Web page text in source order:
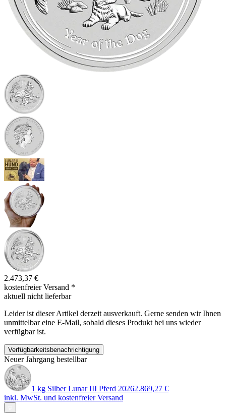
2.473,37 €
kostenfreier Versand *
aktuell nicht lieferbar
Leider ist dieser Artikel derzeit ausverkauft. Gerne senden wir Ihnen
unmittelbar eine E-Mail, sobald dieses Produkt bei uns wieder
verfügbar ist.
Verfügbarkeitsbenachrichtigung
Neuer Jahrgang bestellbar
1 kg Silber Lunar III Pferd 20262.869,27 €
inkl. MwSt. und kostenfreier Versand